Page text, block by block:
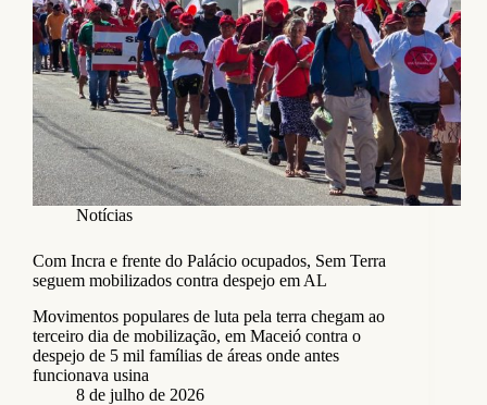
Notícias
Com Incra e frente do Palácio ocupados, Sem Terra
seguem mobilizados contra despejo em AL
Movimentos populares de luta pela terra chegam ao
terceiro dia de mobilização, em Maceió contra o
despejo de 5 mil famílias de áreas onde antes
funcionava usina
8 de julho de 2026